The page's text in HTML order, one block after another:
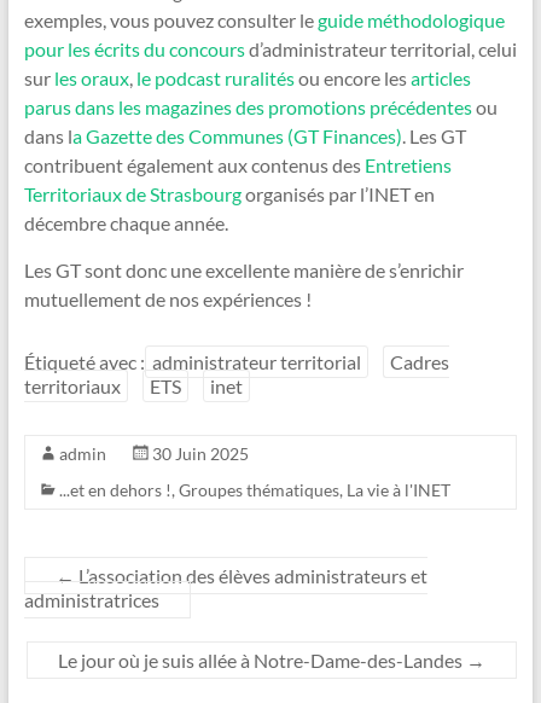
exemples, vous pouvez consulter leguide méthodologique
pour les écrits du concoursd’administrateur territorial, celui
sur les oraux, le podcast ruralitésou encore lesarticles
parus dans les magazines des promotions précédentesou
dans la Gazette des Communes (GT Finances) . Les GT
contribuent également aux contenus des Entretiens
Territoriaux de Strasbourgorganisés par l’INET en
décembre chaque année.
Les GT sont donc une excellente manière de s’enrichir
mutuellement de nos expériences !
Étiqueté avec : administrateur territorial
Cadres
territoriaux
ETS inet
admin
30 Juin 2025
...et en dehors !, Groupes thématiques, La vie à l'INET
← L’association des élèves administrateurs et
administratrices
Le jour où je suis allée à Notre-Dame-des-Landes →